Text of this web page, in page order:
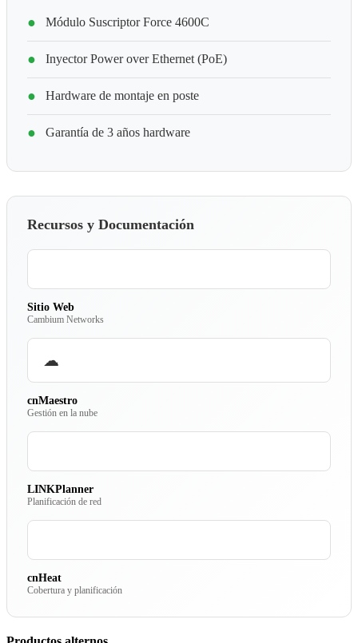
● Módulo Suscriptor Force 4600C
● Inyector Power over Ethernet (PoE)
● Hardware de montaje en poste
● Garantía de 3 años hardware
Recursos y Documentación
Sitio Web
Cambium Networks
☁
cnMaestro
Gestión en la nube
LINKPlanner
Planificación de red
cnHeat
Cobertura y planificación